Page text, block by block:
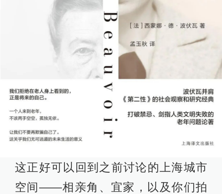
这正好可以回到之前讨论的上海城市
空间——相亲角、宜家，以及你们拍